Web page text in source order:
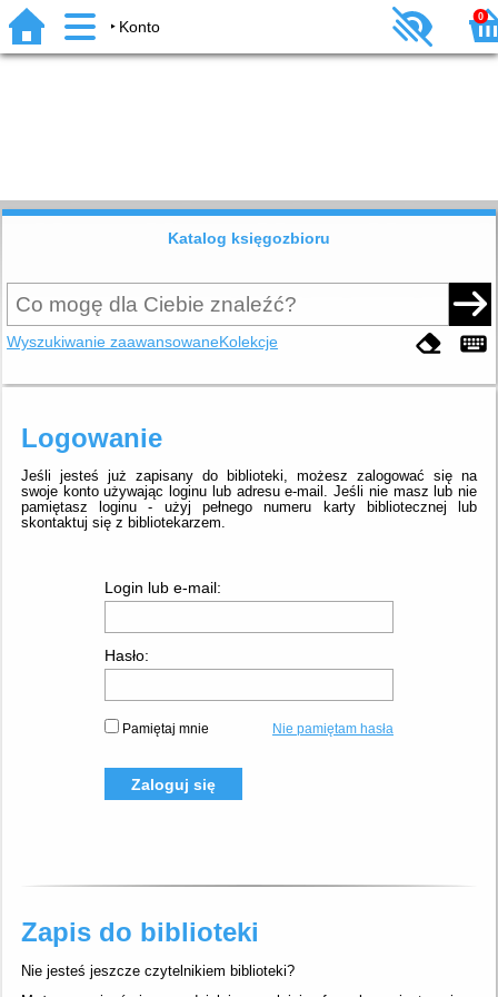
Konto
0
Katalog księgozbioru
Wyszukiwanie zaawansowaneKolekcje
Logowanie
Jeśli jesteś już zapisany do biblioteki, możesz zalogować się na
swoje konto używając loginu lub adresu e-mail.
Jeśli nie masz lub nie
pamiętasz loginu - użyj pełnego numeru karty bibliotecznej lub
skontaktuj się z bibliotekarzem.
Login lub e-mail:
Hasło:
Pamiętaj mnie Nie pamiętam hasła
Zaloguj się
Zapis do biblioteki
Nie jesteś jeszcze czytelnikiem biblioteki?